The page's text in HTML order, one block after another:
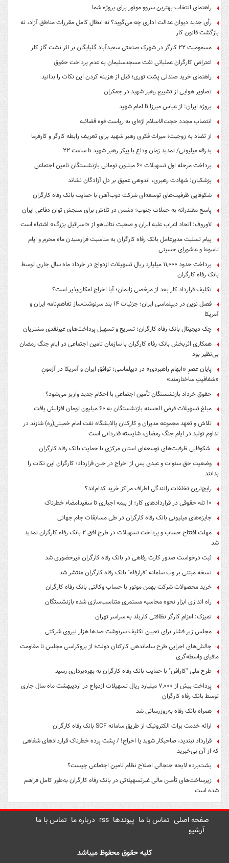
راهنمای انتخاب بهترین سروو موتور برای پروژه شما
رأی جدید دیوان عدالت اداری چه می‌گوید؟ نه ابطال کامل مقررات مناطق آزاد، نه
بازگشت قانون کار
مسمومیت ۲۲ کارگر در شهرک صنعتی سعیدآباد گلپایگان بر اثر نشت گاز کلر
اعتراض کارگران عملیاتی نفت مسجدسلیمان به عدم پرداخت حقوق
راهنمای خرید صندلی پشت توری؛ قبل از هزینه کردن این نکات را بدانید
تصاویر هوایی از تشییع رهبر شهید در جمکران
پروژه ایران: از عباس میرزا تا امام شهید
انتصاب مجدد حجت‌الاسلام اژه‌ای به ریاست قوه‌ قضائیه
از تضاد به زوجیت؛ میراث فکری رهبر شهید برای تعریف رابطه کارگر و کارفرما
بدرقه میلیونی/ تمدید زمان وداع با پیکر رهبر شهید تا ساعت ۲۲
پرداخت مرحله اول تسهیلات ۶۰ میلیون تومانی بازنشستگان تامین اجتماعی
پزشکیان: شهادت رهبری، اندوهی عمیق بر دل آزادگان نشاند
شکوفایی ظرفیت‌های توسعه‌ای شرکت ذوب‌آهن با حمایت‌ بانک رفاه کارگران
پاسخ مقتدرانه به حملات جنوب؛ دشمن در تلاش برای سنجش توان دفاعی ایران
لاوروف: اتحاد اعراب علیه ایران و صحبت نتانیاهو از «اسرائیل بزرگ» اشتباه است
پیام تسلیت مدیرعامل بانک رفاه کارگران به مناسبت فرارسیدن ماه محرم و ایام
تاسوعا و عاشورای حسینی
پرداخت حدود ۱۱,۰۰۰ میلیارد ریال تسهیلات ازدواج در خرداد ماه سال جاری توسط
بانک رفاه کارگران
تکلیف قرارداد کار بعد از مرخصی زایمان؛ آیا اخراج امکان‌پذیر است؟
فصل نوین در دیپلماسی ایران؛ جزئیات ۱۴ بند سرنوشت‌ساز تفاهم‌نامه ایران و
آمریکا
چک دیجیتال بانک رفاه کارگران؛ تسریع و تسهیل پرداخت‌های غیرنقدی مشتریان
همکاری اثربخش بانک رفاه کارگران با سازمان تامین اجتماعی در ایام جنگ رمضان
بی‌نظیر بود
پایان عصرِ «ابهام راهبردی» در دیپلماسی؛ توافق ایران و آمریکا در آزمونِ
«شفافیتِ ساختارمند»
حقوق خرداد بازنشستگان تأمین اجتماعی با احکام جدید واریز می‌شود؟
مبلغ تسهیلات قرض الحسنه بازنشستگان به ۶۰ میلیون تومان افزایش یافت
تلاش و تعهد مجموعه مدیران و کارکنان پالایشگاه نفت امام خمینی(ره) شازند در
تداوم تولید در ایام جنگ رمضان، شایسته قدردانی است
شکوفایی ظرفیت‌های توسعه‌ای استان مرکزی با حمایت بانک رفاه کارگران
وضعیت حق سنوات و عیدی پس از اخراج در حین قرارداد؛ کارگران این نکات را
بدانند
رایج‌ترین تخلفات رانندگی اطراف مراکز خرید کدام‌اند؟
۱۰ تله حقوقی در قراردادهای کار؛ از بیمه اجباری تا سفیدامضاء خطرناک
جایزه‌های میلیونی بانک رفاه کارگران در طی مسابقات جام جهانی
مهلت افتتاح حساب و پرداخت تسهیلات در طرح افق ۲ بانک رفاه کارگران تمدید
شد
ثبت درخواست صدور کارت رفاهی در بانک رفاه کارگران غیرحضوری شد
نسخه مبتنی بر وب سامانه "فرارفاه" بانک رفاه کارگران منتشر شد
خرید محصولات شرکت بهمن موتور با حساب وکالتی بانک رفاه کارگران
راه اندازی ابزار نحوه محاسبه مستمری متناسب‌سازی شده بازنشستگان
تمیزک: اعزام کارگر نظافتی کاربلد به سراسر تهران
مجلس زیر فشار برای تعیین تکلیف سرنوشت صدها هزار نیروی شرکتی
چالش‌های اجرایی طرح ساماندهی کارکنان دولت؛ از بروکراسی مجلس تا مقاومت
مافیای واسطه‌گری
طرح ملی "کارافن" با حمایت بانک رفاه کارگران به بهره‌برداری رسید
پرداخت بیش از ۷,۰۰۰ میلیارد ریال تسهیلات ازدواج در اردیبهشت ماه سال جاری
توسط بانک رفاه کارگران
همراه بانک رفاه به‌روزرسانی شد
ارائه خدمت برات الکترونیک از طریق سامانه SCF بانک رفاه کارگران
قرارداد نبندید، صاحبکار شوید یا اخراج! / پشت پرده خطرناک قراردادهای شفاهی
که از آن بی‌خبرید
پشت‌پرده لایحه جنجالی اصلاح نظام تامین اجتماعی چیست؟
زیرساخت‌های تأمین مالی غیرتسهیلاتی در بانک رفاه کارگران به‌طور کامل فراهم
شده است
صفحه اصلی تماس با ما پیوندها rss درباره ما تماس با ما
آرشیو
کلیه حقوق محفوظ میباشد